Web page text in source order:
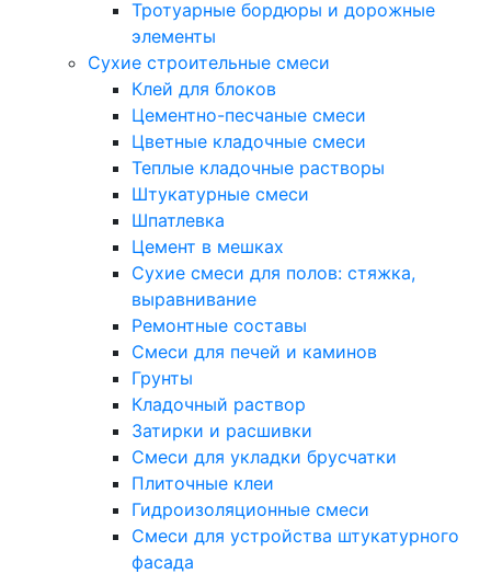
Тротуарные бордюры и дорожные
элементы
Сухие строительные смеси
Клей для блоков
Цементно-песчаные смеси
Цветные кладочные смеси
Теплые кладочные растворы
Штукатурные смеси
Шпатлевка
Цемент в мешках
Сухие смеси для полов: стяжка,
выравнивание
Ремонтные составы
Смеси для печей и каминов
Грунты
Кладочный раствор
Затирки и расшивки
Смеси для укладки брусчатки
Плиточные клеи
Гидроизоляционные смеси
Смеси для устройства штукатурного
фасада